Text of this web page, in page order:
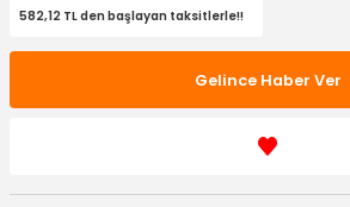
582,12 TL den başlayan taksitlerle!!
Gelince Haber Ver